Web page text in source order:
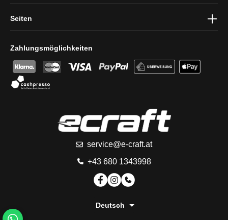
Zahlungsmöglichkeiten
service@e-craft.at
+43 680 1343998
Seiten
Deutsch